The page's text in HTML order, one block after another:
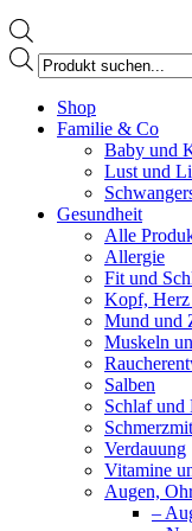
Products
search
page
opens
Shop
Familie & Co
Baby und
Lust und
Gesundheit
Alle
Allergie
Fit und
Kopf,
Mund und
Muskeln
Salben
Schlaf und
Verdauung
Vitamine
Augen,
–